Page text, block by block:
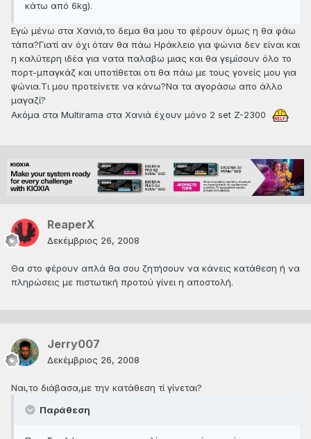
κάτω από 6kg).
Εγώ μένω στα Χανιά,το δεμα θα μου το φέρουν όμως η θα φάω
τάπα?Γιατί αν όχι όταν θα πάω Ηράκλειο για ψώνια δεν είναι και
η καλύτερη ιδέα για νατα παλαβω μιας και θα γεμίσουν όλο το
πορτ-μπαγκάζ και υποτίθεται οτι θα πάω με τους γονείς μου για
ψώνια.Τι μου προτείνετε να κάνω?Να τα αγοράσω απο άλλο
μαγαζί?
Ακόμα στα Multirama στα Χανιά έχουν μόνο 2 set Z-2300
ReaperX
Δεκέμβριος 26, 2008
Θα στο φέρουν απλά θα σου ζητήσουν να κάνεις κατάθεση ή να
πληρώσεις με πιστωτική προτού γίνει η αποστολή.
Jerry007
Δεκέμβριος 26, 2008
Ναι,το διάβασα,με την κατάθεση τί γίνεται?
Παράθεση